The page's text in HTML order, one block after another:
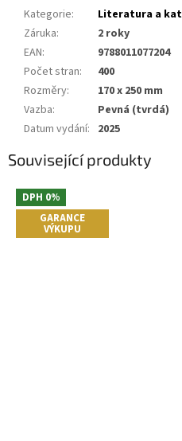
Kategorie:
Literatura a
Záruka:
2 roky
EAN:
9788011077204
Počet stran:
400
Rozměry:
170 x 250 mm
Vazba:
Pevná (tvrdá)
Datum vydání: 2025
Související produkty
DPH 0%
GARANCE
VÝKUPU